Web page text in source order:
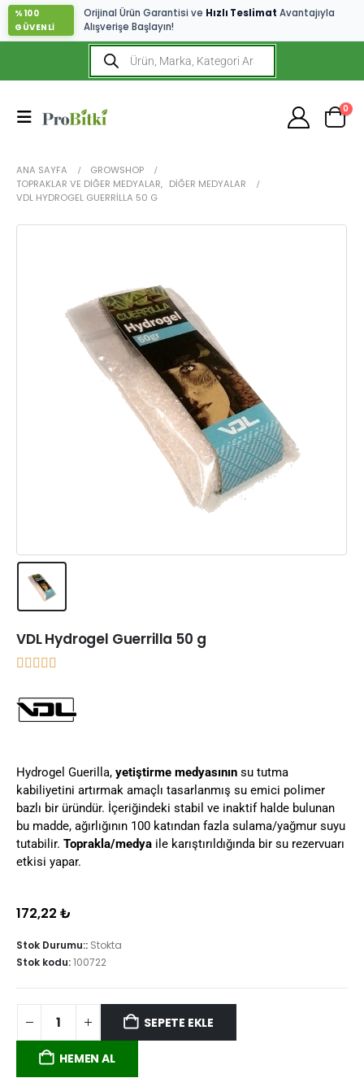
%100
GÜVENLİ
Orijinal Ürün Garantisi ve Hızlı Teslimat Avantajıyla
Alışverişe Başlayın!
0
ANA SAYFA
GROWSHOP
TOPRAKLAR VE DIĞER MEDYALAR, DIĞER MEDYALAR
VDL HYDROGEL GUERRILLA 50 G
VDL Hydrogel Guerrilla 50 g
Hydrogel Guerilla, yetiştirme medyasının su tutma
kabiliyetini artırmak amaçlı tasarlanmış su emici polimer
bazlı bir üründür. İçeriğindeki stabil ve inaktif halde bulunan
bu madde, ağırlığının 100 katından fazla sulama/yağmur suyu
tutabilir. Toprakla/medya ile karıştırıldığında bir su rezervuarı
etkisi yapar.
172,22 ₺
Stok Durumu:: Stokta
Stok kodu:100722
SEPETE EKLE
HEMEN AL